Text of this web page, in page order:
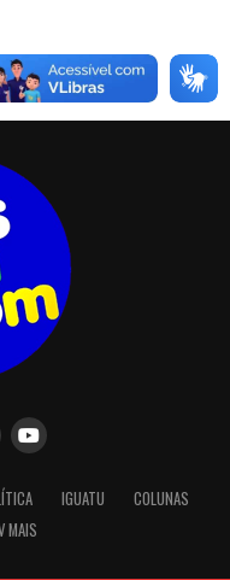
IGUATU
COLUNAS
MAIS